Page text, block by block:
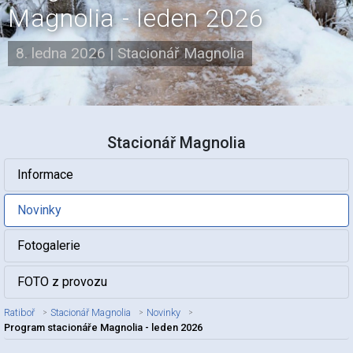
Magnolia - leden 2026
8. ledna 2026 | Stacionář Magnolia
Stacionář Magnolia
Informace
Novinky
Fotogalerie
FOTO z provozu
Ratiboř Stacionář Magnolia
Novinky
Program stacionáře Magnolia - leden 2026